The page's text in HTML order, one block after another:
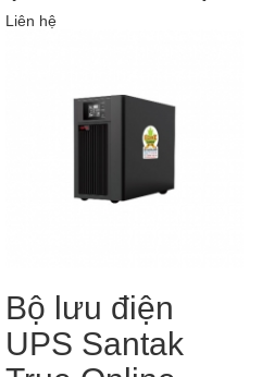
Liên hệ
Bộ lưu điện
UPS Santak